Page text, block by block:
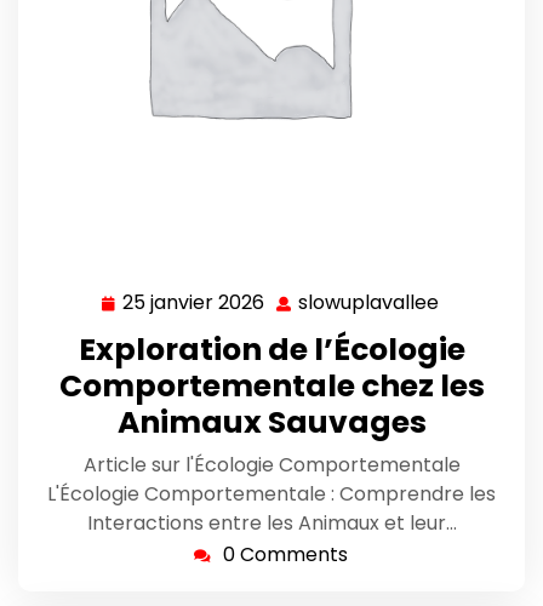
25 janvier 2026 25
janvier
2026
slowuplavallee
Exploration de l’Écologie
Comportementale chez les
Animaux Sauvages
Article sur l'Écologie Comportementale
L'Écologie Comportementale : Comprendre les
Interactions entre les Animaux et leur…
0 Comments